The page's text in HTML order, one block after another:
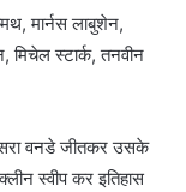
मार्नस लाबुशेन,
स्टार्क, तनवीन
वनडे जीतकर उसके
स्वीप कर इतिहास